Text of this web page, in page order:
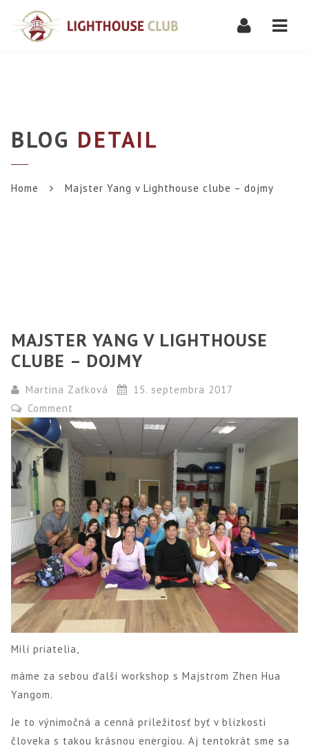
BLOG DETAIL
Home Majster Yang v Lighthouse clube – dojmy
MAJSTER YANG V LIGHTHOUSE
CLUBE – DOJMY
Martina Zaťková
15. septembra 2017
Comment
Milí priatelia,
máme za sebou ďalší workshop s Majstrom Zhen Hua
Yangom.
Je to výnimočná a cenná príležitosť byť v blízkosti
človeka s takou krásnou energiou. Aj tentokrát sme sa